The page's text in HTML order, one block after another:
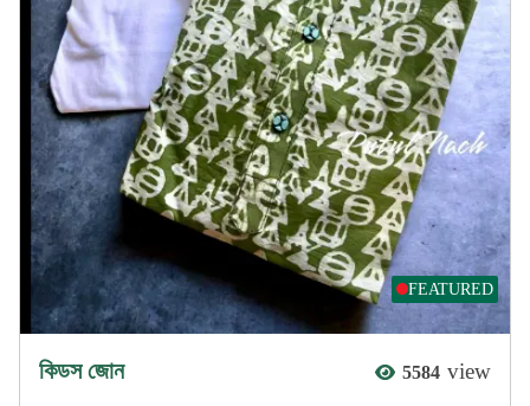
FEATURED
কিডস জোন 5584 view